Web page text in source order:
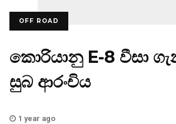
OFF ROAD
කොරියානු E-8 වීසා
සුබ ආරංචිය
1 year ago